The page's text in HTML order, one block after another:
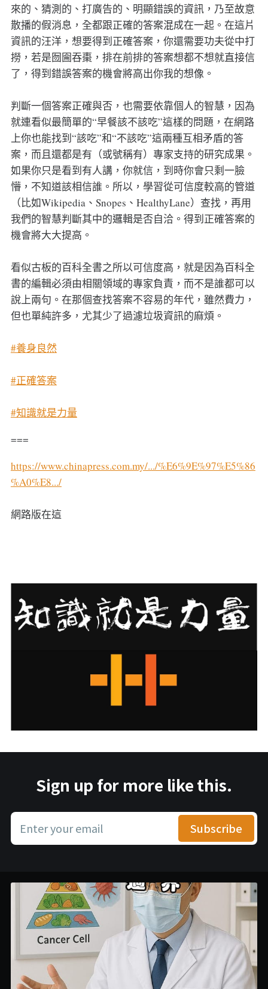
來的、猜測的、打廣告的、明顯錯誤的資訊，乃至故意
散播的假消息，全都跟正確的答案混成在一起。在這片
資訊的汪洋，想要得到正確答案，你還需要功夫從中打
撈，若是囫圇吞棗，排在前排的答案想都不想就直接信
了，得到錯誤答案的機會將高出你我的想像。
判斷一個答案正確與否，也需要依靠個人的智慧，因為
就連看似最簡單的“早餐該不該吃”這樣的問題，在網路
上你也能找到“該吃”和“不該吃”這兩種互相矛盾的答
案，而且還都是有（或號稱有）專家支持的研究成果。
如果你只是看到有人講，你就信，到時你會只剩一臉
懵，不知道該相信誰。所以，學習從可信度較高的管道
（比如Wikipedia、Snopes、HealthyLane）查找，再用
我們的智慧判斷其中的邏輯是否自洽。得到正確答案的
機會將大大提高。
看似古板的百科全書之所以可信度高，就是因為百科全
書的編輯必須由相關領域的專家負責，而不是誰都可以
說上兩句。在那個查找答案不容易的年代，雖然費力，
但也單純許多，尤其少了過濾垃圾資訊的麻煩。
#養身良然
#正確答案
#知識就是力量
===
https://www.chinapress.com.my/.../%E6%9E%97%E5%86
%A0%E8.../
網路版在這
Sign up for more like this.
Enter your email Subscribe